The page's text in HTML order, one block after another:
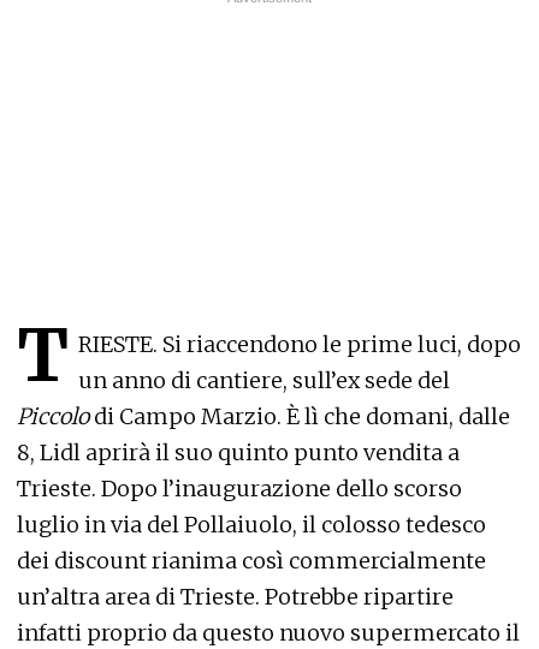
T RIESTE. Si riaccendono le prime luci, dopo
un anno di cantiere, sull’ex sede del
Piccolodi Campo Marzio. È lì che domani, dalle
8, Lidl aprirà il suo quinto punto vendita a
Trieste. Dopo l’inaugurazione dello scorso
luglio in via del Pollaiuolo, il colosso tedesco
dei discount rianima così commercialmente
un’altra area di Trieste. Potrebbe ripartire
infatti proprio da questo nuovo supermercato il